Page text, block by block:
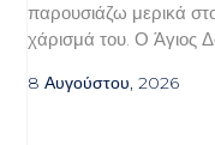
παρουσιάζω μερικά
χάρισμά του. Ο Άγιος
8 Αυγούστου, 2026